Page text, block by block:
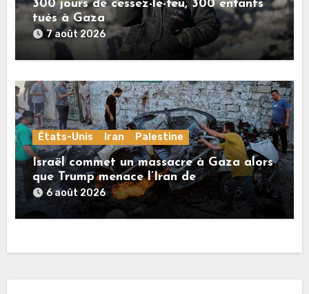
300 jours de cessez-le-feu, 300 enfants
tués à Gaza
7 août 2026
États-Unis Iran Palestine
Israël commet un massacre à Gaza alors
que Trump menace l’Iran de
«décapitation»
6 août 2026